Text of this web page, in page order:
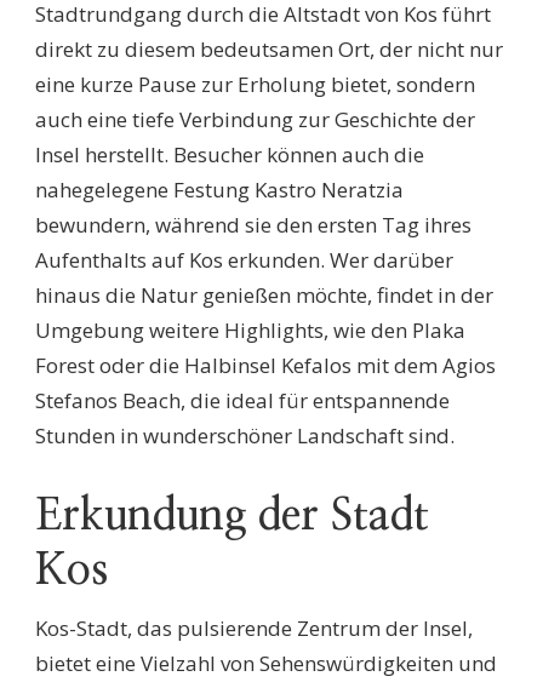
Stadtrundgang durch die Altstadt von Kos führt
direkt zu diesem bedeutsamen Ort, der nicht nur
eine kurze Pause zur Erholung bietet, sondern
auch eine tiefe Verbindung zur Geschichte der
Insel herstellt. Besucher können auch die
nahegelegene Festung Kastro Neratzia
bewundern, während sie den ersten Tag ihres
Aufenthalts auf Kos erkunden. Wer darüber
hinaus die Natur genießen möchte, findet in der
Umgebung weitere Highlights, wie den Plaka
Forest oder die Halbinsel Kefalos mit dem Agios
Stefanos Beach, die ideal für entspannende
Stunden in wunderschöner Landschaft sind.
Erkundung der Stadt
Kos
Kos-Stadt, das pulsierende Zentrum der Insel,
bietet eine Vielzahl von Sehenswürdigkeiten und